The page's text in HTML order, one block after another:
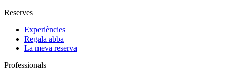
Reserves
Experiències
Regala abba
La meva reserva
Professionals